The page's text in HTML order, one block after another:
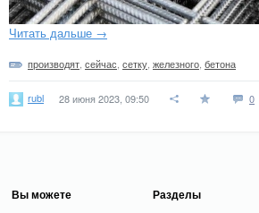
Читать дальше →
производят сейчас сетку железного бетона
rubl 28 июня 2023, 09:50 0
Вы можете Разделы